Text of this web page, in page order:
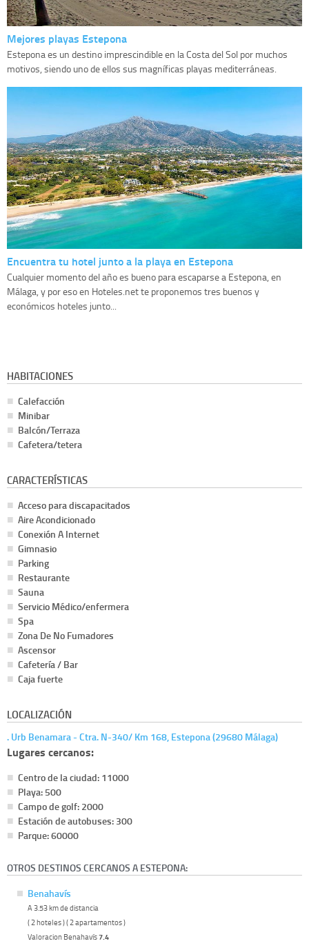
Mejores playas Estepona
Estepona es un destino imprescindible en la Costa del Sol por muchos
motivos, siendo uno de ellos sus magníficas playas mediterráneas.
Encuentra tu hotel junto a la playa en Estepona
Cualquier momento del año es bueno para escaparse a Estepona, en
Málaga, y por eso en Hoteles.net te proponemos tres buenos y
económicos hoteles junto...
HABITACIONES
Calefacción
Minibar
Balcón/Terraza
Cafetera/tetera
CARACTERÍSTICAS
Acceso para discapacitados
Aire Acondicionado
Conexión A Internet
Gimnasio
Parking
Restaurante
Sauna
Servicio Médico/enfermera
Spa
Zona De No Fumadores
Ascensor
Cafetería / Bar
Caja fuerte
LOCALIZACIÓN
. Urb Benamara - Ctra. N-340/ Km 168, Estepona (29680 Málaga)
Lugares cercanos:
Centro de la ciudad: 11000
Playa: 500
Campo de golf: 2000
Estación de autobuses: 300
Parque: 60000
OTROS DESTINOS CERCANOS A ESTEPONA:
Benahavís
A 3.53 km de distancia
( 2 hoteles ) ( 2 apartamentos )
Valoracion Benahavís7.4